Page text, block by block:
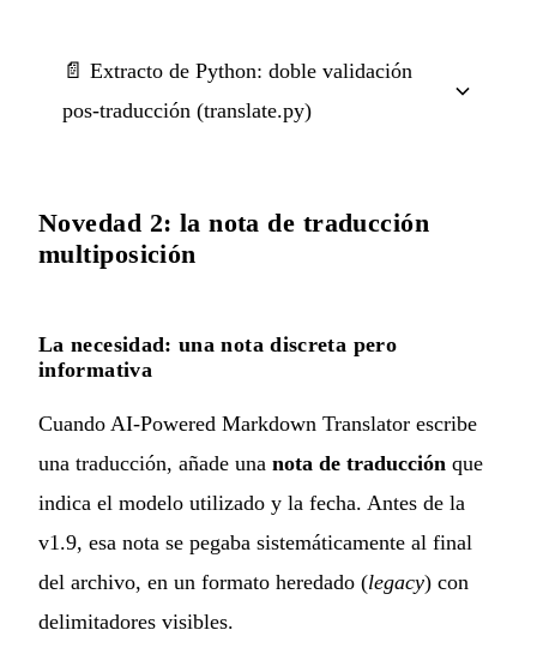
📄 Extracto de Python: doble validación
pos-traducción (translate.py)
Novedad 2: la nota de traducción
multiposición
La necesidad: una nota discreta pero
informativa
Cuando AI-Powered Markdown Translator escribe
una traducción, añade una nota de traducción que
indica el modelo utilizado y la fecha. Antes de la
v1.9, esa nota se pegaba sistemáticamente al final
del archivo, en un formato heredado (legacy) con
delimitadores visibles.